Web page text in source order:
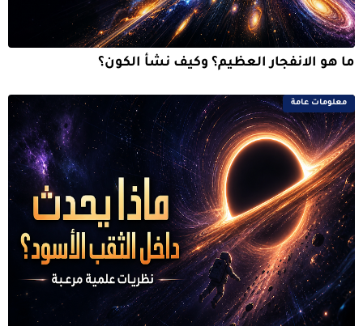
ما هو الانفجار العظيم؟ وكيف نشأ الكون؟
معلومات عامة